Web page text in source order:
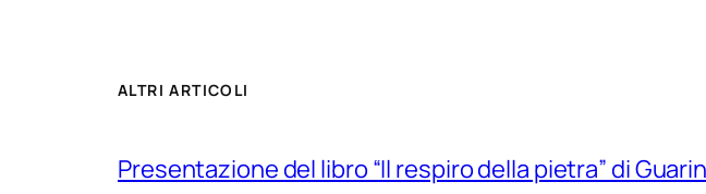
ALTRI ARTICOLI
Presentazione del libro “Il respiro della pietra” di